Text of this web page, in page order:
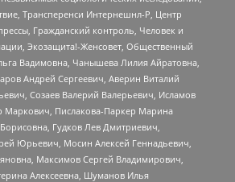
Трансперенси Интернешнл-Р, Центр
Гражданский контроль, Человек и
Экозащита!-Женсовет, Общественный
Вадимовна, Чанышева Лилия Айратовна,
Андрей Сергеевич, Аверин Виталий
Созаев Валерий Валерьевич, Исламов
Маркович, Пислакова-Паркер Марина
Гудков Лев Дмитриевич,
Юрьевич, Мосин Алексей Геннадьевич,
Максимов Сергей Владимирович,
Алексеевна, Шуманов Илья